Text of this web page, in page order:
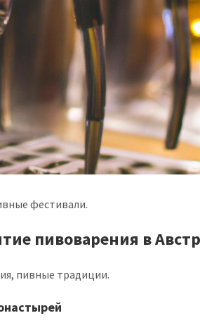
фестивали.
пивоварения в
пивные традиции.